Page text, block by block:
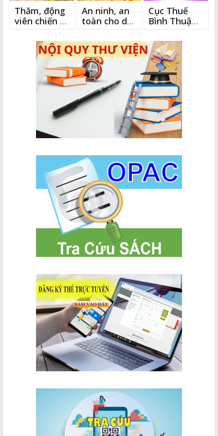
Thăm, động
viên chiến sĩ
xanh trên
đảo Phú Quý
An ninh, an
toàn cho du
Quốc khánh
2/9
Cục Thuế
Bình Thuận
hỗ trợ người
nộp thuế gia
hạn nộp
thuế